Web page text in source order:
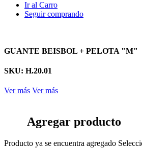
Ir al Carro
Seguir comprando
GUANTE BEISBOL + PELOTA "M"
SKU: H.20.01
Ver más Ver más
Agregar producto
Producto ya se encuentra agregado